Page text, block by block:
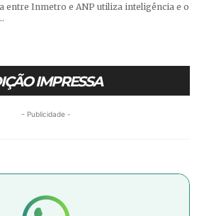
entre Inmetro e ANP utiliza inteligência e o
IMPRESSA
- Publicidade -